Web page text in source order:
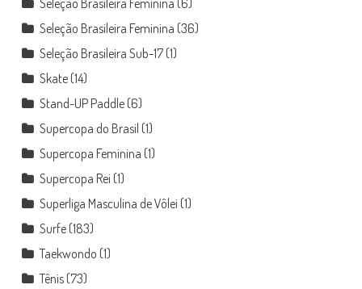
Seleção Brasileira Feminina (36)
Seleção Brasileira Sub-17(1)
Skate(14)
Stand-UP Paddle(6)
Supercopa do Brasil (1)
Supercopa Feminina (1)
Supercopa Rei (1)
Superliga Masculina de Vôlei (1)
Surfe(183)
Taekwondo (1)
Tênis(73)